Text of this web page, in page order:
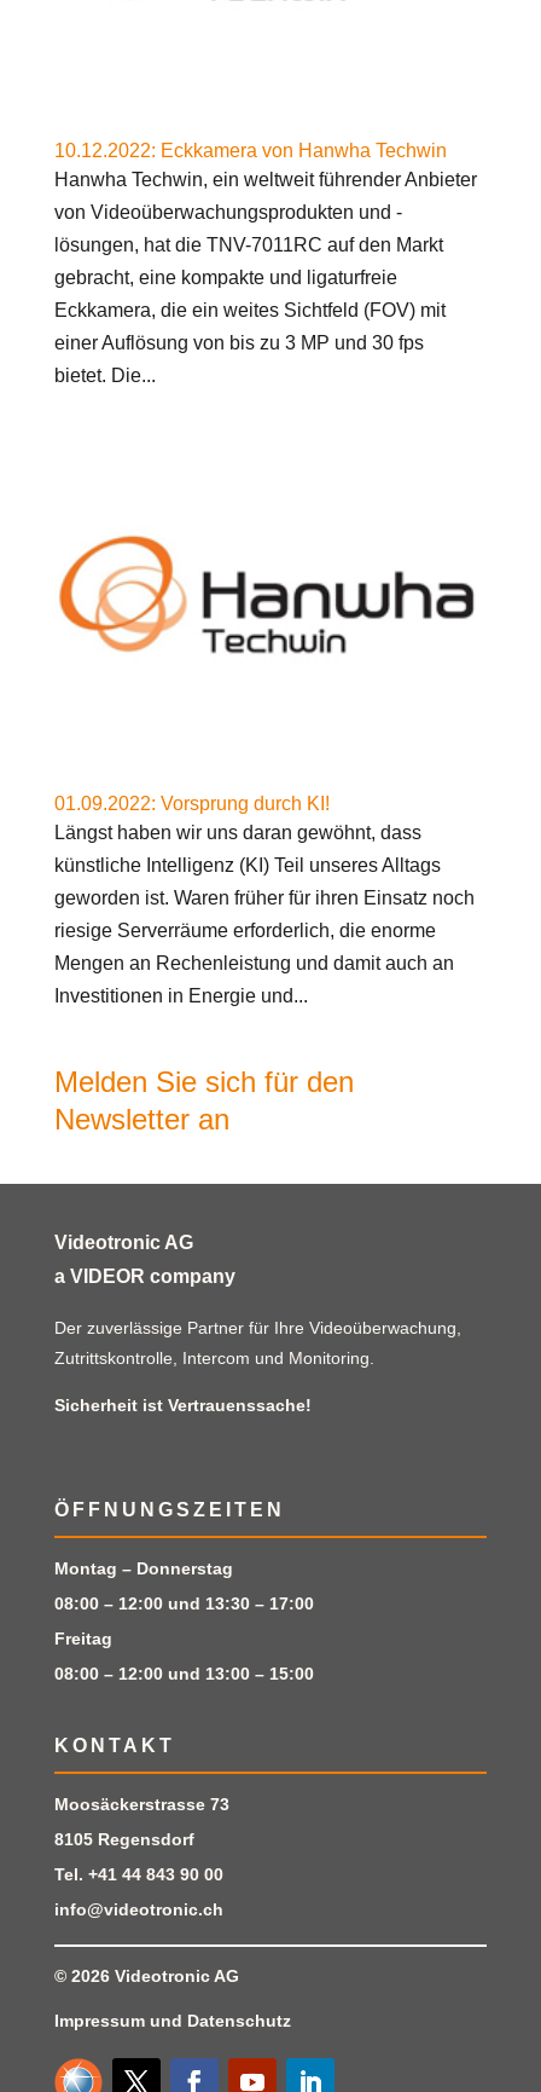
10.12.2022: Eckkamera von Hanwha Techwin
Hanwha Techwin, ein weltweit führender Anbieter
von Videoüberwachungsprodukten und -
lösungen, hat die TNV-7011RC auf den Markt
gebracht, eine kompakte und ligaturfreie
Eckkamera, die ein weites Sichtfeld (FOV) mit
einer Auflösung von bis zu 3 MP und 30 fps
bietet. Die...
01.09.2022: Vorsprung durch KI!
Längst haben wir uns daran gewöhnt, dass
künstliche Intelligenz (KI) Teil unseres Alltags
geworden ist. Waren früher für ihren Einsatz noch
riesige Serverräume erforderlich, die enorme
Mengen an Rechenleistung und damit auch an
Investitionen in Energie und...
Melden Sie sich für den
Newsletter an
Videotronic AG
a VIDEOR company
Der zuverlässige Partner für Ihre Videoüberwachung,
Zutrittskontrolle, Intercom und Monitoring.
Sicherheit ist Vertrauenssache!
ÖFFNUNGSZEITEN
Montag – Donnerstag
08:00 – 12:00 und 13:30 – 17:00
Freitag
08:00 – 12:00 und 13:00 – 15:00
KONTAKT
Moosäckerstrasse 73
8105 Regensdorf
Tel. +41 44 843 90 00
info@videotronic.ch
© 2026 Videotronic AG
Impressumund Datenschutz